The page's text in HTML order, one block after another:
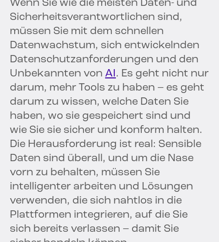
Wenn Sie wie die meisten Daten- und
Sicherheitsverantwortlichen sind,
müssen Sie mit dem schnellen
Datenwachstum, sich entwickelnden
Datenschutzanforderungen und den
Unbekannten von AI. Es geht nicht nur
darum, mehr Tools zu haben – es geht
darum zu wissen, welche Daten Sie
haben, wo sie gespeichert sind und
wie Sie sie sicher und konform halten.
Die Herausforderung ist real: Sensible
Daten sind überall, und um die Nase
vorn zu behalten, müssen Sie
intelligenter arbeiten und Lösungen
verwenden, die sich nahtlos in die
Plattformen integrieren, auf die Sie
sich bereits verlassen – damit Sie